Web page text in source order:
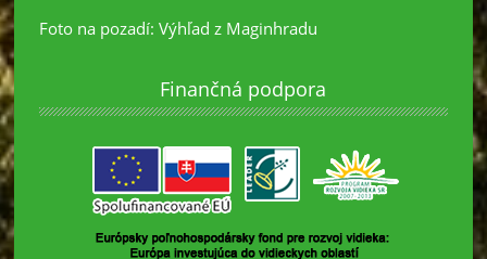
Foto na pozadí: Výhľad z Maginhradu
Finančná podpora